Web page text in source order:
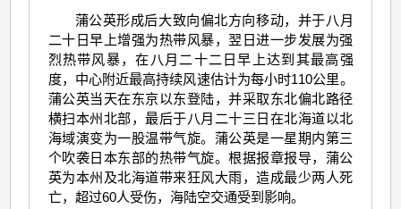
蒲公英形成后大致向偏北方向移动，并于八月
二十日早上增强为热带风暴，翌日进一步发展为强
烈热带风暴，在八月二十二日早上达到其最高强
度，中心附近最高持续风速估计为每小时110公里。
蒲公英当天在东京以东登陆，并采取东北偏北路径
横扫本州北部，最后于八月二十三日在北海道以北
海域演变为一股温带气旋。蒲公英是一星期内第三
个吹袭日本东部的热带气旋。根据报章报导，蒲公
英为本州及北海道带来狂风大雨，造成最少两人死
亡，超过60人受伤，海陆空交通受到影响。